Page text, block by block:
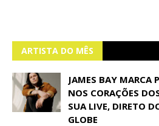
ARTISTA DO MÊS
JAMES BAY MARCA
NOS CORAÇÕES
SUA LIVE, DIRETO
GLOBE